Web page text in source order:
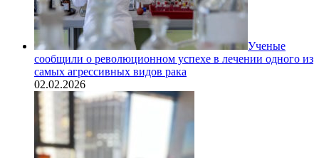
Ученые
сообщили о революционном успехе в лечении одного из
самых агрессивных видов рака
02.02.2026